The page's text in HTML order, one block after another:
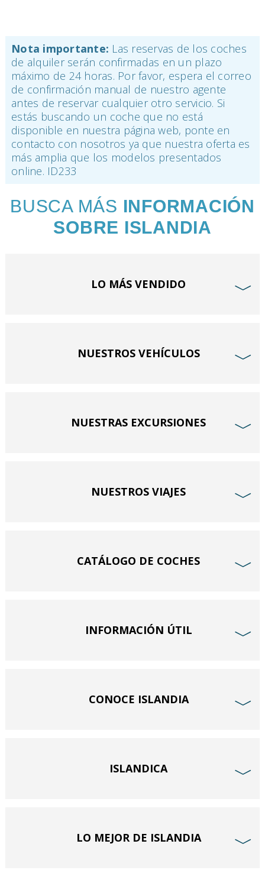
Nota importante: Las reservas de los coches
de alquiler serán confirmadas en un plazo
máximo de 24 horas. Por favor, espera el correo
de confirmación manual de nuestro agente
antes de reservar cualquier otro servicio. Si
estás buscando un coche que no está
disponible en nuestra página web, ponte en
contacto con nosotros ya que nuestra oferta es
más amplia que los modelos presentados
online. ID233
BUSCA MÁS INFORMACIÓN
SOBRE ISLANDIA
LO MÁS VENDIDO ﹀
NUESTROS VEHÍCULOS ﹀
NUESTRAS EXCURSIONES ﹀
NUESTROS VIAJES ﹀
CATÁLOGO DE COCHES ﹀
INFORMACIÓN ÚTIL ﹀
CONOCE ISLANDIA ﹀
ISLANDICA ﹀
LO MEJOR DE ISLANDIA ﹀